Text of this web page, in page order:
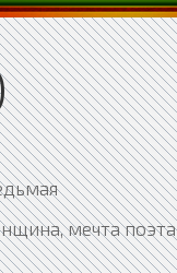
мечта поэта